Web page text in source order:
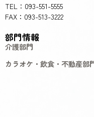
TEL：093-551-5555
FAX：093-513-3222
部門情報
介護部門
カラオケ・飲食・不動産部